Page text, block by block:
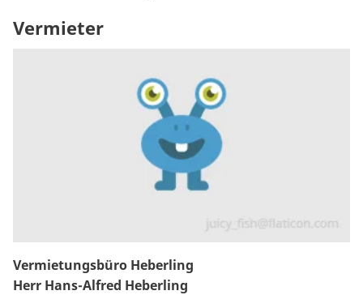
Vermieter
Vermietungsbüro Heberling
Herr Hans-Alfred Heberling